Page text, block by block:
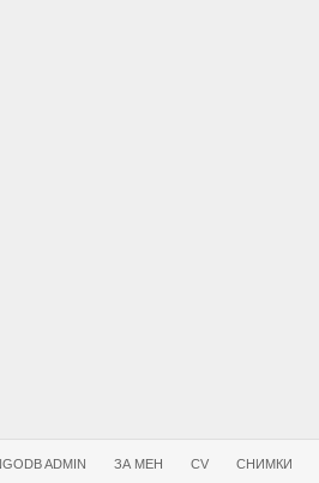
ADMIN ЗА МЕН CV СНИМКИ